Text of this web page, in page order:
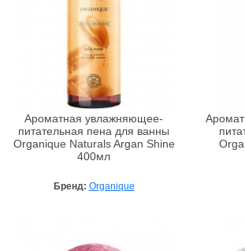
Ароматная увлажняющее-
питательная пена для ванны
Organique Naturals Argan Shine
400мл
Бренд: Organique